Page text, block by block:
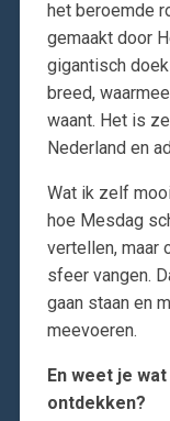
het beroemde
gemaakt door
gigantisch
breed,
waant. Het is
Nederland en
Wat ik zelf
hoe Mesdag
vertellen, maar
sfeer vangen.
gaan staan en
meevoeren.
En weet je
ontdekken?